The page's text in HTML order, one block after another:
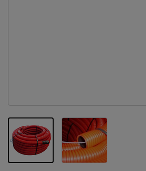
View larger imageView larger image